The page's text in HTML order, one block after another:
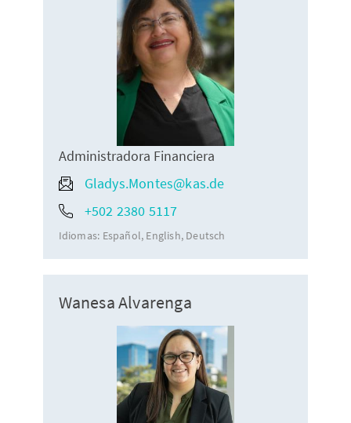
Administradora Financiera
Gladys.Montes@kas.de
+502 2380 5117
Idiomas: Español English Deutsch
Wanesa Alvarenga